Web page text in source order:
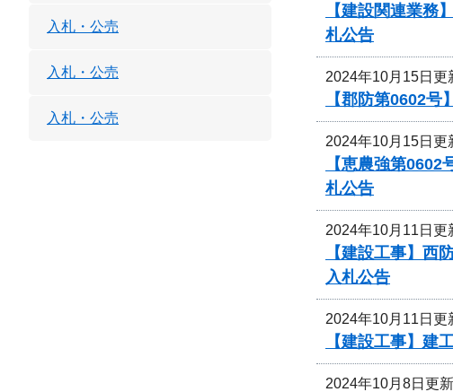
【建設関連業
札公告
2024年10月15日更
【郡防第0602
2024年10月15日更
【恵農強第
札公告
2024年10月11日更
【建設工事】
入札公告
2024年10月11日更
【建設工事】
2024年10月8日更新
入札・公売
入札・公売
入札・公売